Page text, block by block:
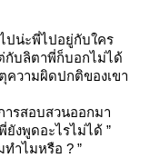
ปน่ะพี่ไปอยู่กับใคร
กับลิตาพี่ก็บอกไม่ได้
ความผิดปกติของเขา
ารสอบสวนออกมา
งพูดอะไรไม่ได้ ”
ำไมหรือ ? ”